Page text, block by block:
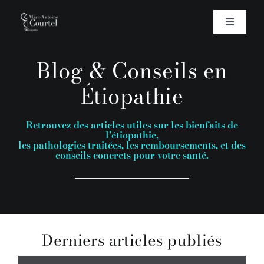
Toggle
Étiopathie et Ostéopathie
Contact
Blog & Conseils en
Étiopathie
Retrouvez des articles utiles sur les bienfaits de
l’étiopathie,
les pathologies traitées, les remboursements, et des
conseils concrets pour votre santé.
Derniers articles publiés